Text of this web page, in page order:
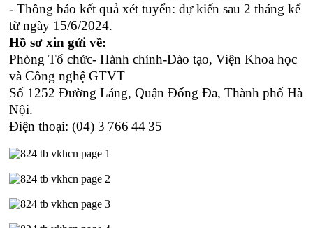
- Thông báo kết quả xét tuyển: dự kiến sau 2 tháng kể
từ ngày 15/6/2024.
Hồ sơ xin gửi về:
Phòng Tổ chức- Hành chính-Đào tạo, Viện Khoa học
và Công nghệ GTVT
Số 1252 Đường Láng, Quận Đống Đa, Thành phố Hà
Nội.
Điện thoại: (04) 3 766 44 35